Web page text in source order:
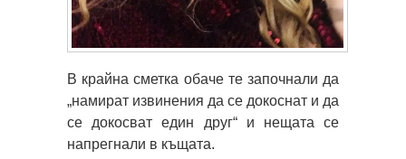
В крайна сметка обаче те започнали да
„намират извинения да се докоснат и да
се докосват един друг“ и нещата се
напрегнали в къщата.